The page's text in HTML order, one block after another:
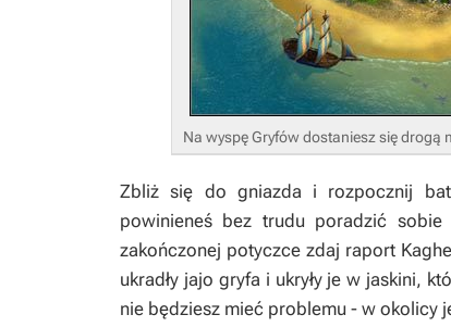
Na wyspę Gryfów dostaniesz się drogą
Zbliż się do gniazda i rozpocznij
powinieneś bez trudu poradzić
zakończonej potyczce zdaj raport
ukradły jajo gryfa i ukryły je w jaskini,
nie będziesz mieć problemu - w okolicy